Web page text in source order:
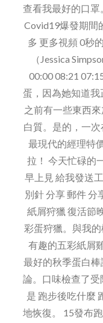
查看我最好的口罩
Covid19爆發期間
多 更多視頻 0秒
（Jessica
00:00 08:21
蛋，因為她知道我
之前有一些東西
白質。是的，一
最現代的經理特
拉！ 今天忙碌的
早上見 給我發送
別針 分享 郵件 分
紙屑狩獵 復活節
彩蛋狩獵。與我
有趣的五彩紙屑
最好的秋季蛋白
論。口味檢查了受
是 跑步後吃什麼
地恢復。 15發布